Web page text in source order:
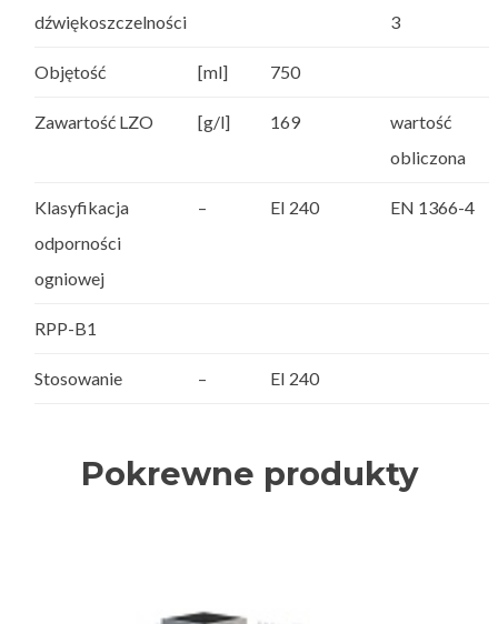
dźwiękoszczelności 3
Objętość [ml] 750
Zawartość LZO [g/l] 169
wartość
obliczona
Klasyfikacja
odporności
ogniowej
– EI 240 EN 1366-4
RPP-B1
Stosowanie – EI 240
Pokrewne produkty